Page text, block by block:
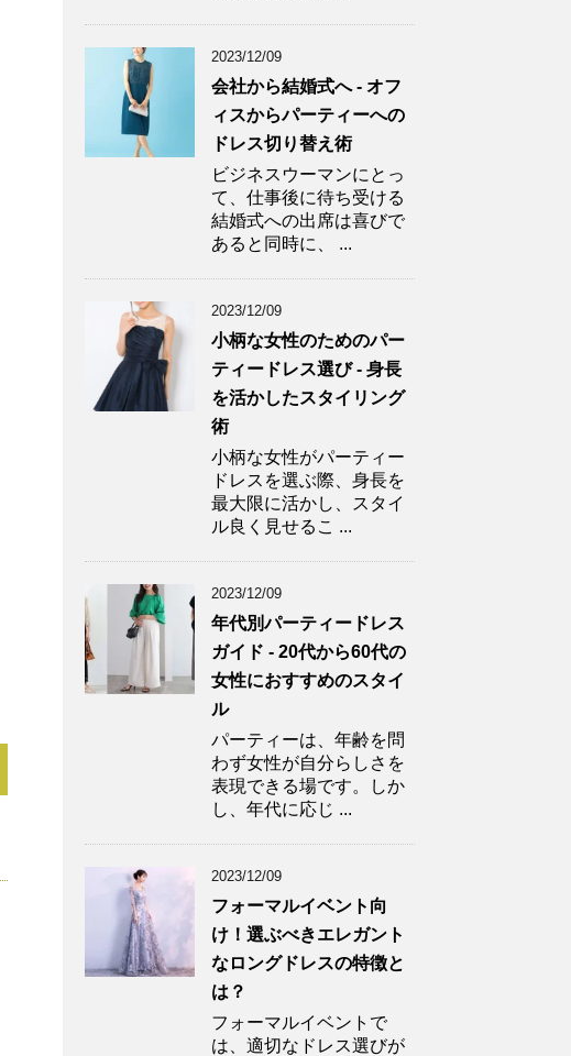
2023/12/09
会社から結婚式へ - オフ
ィスからパーティーへの
ドレス切り替え術
ビジネスウーマンにとっ
て、仕事後に待ち受ける
結婚式への出席は喜びで
あると同時に、 ...
2023/12/09
小柄な女性のためのパー
ティードレス選び - 身長
を活かしたスタイリング
術
小柄な女性がパーティー
ドレスを選ぶ際、身長を
最大限に活かし、スタイ
ル良く見せるこ ...
2023/12/09
年代別パーティードレス
ガイド - 20代から60代の
女性におすすめのスタイ
ル
パーティーは、年齢を問
わず女性が自分らしさを
表現できる場です。しか
し、年代に応じ ...
2023/12/09
フォーマルイベント向
け！選ぶべきエレガント
なロングドレスの特徴と
は？
フォーマルイベントで
は、適切なドレス選びが